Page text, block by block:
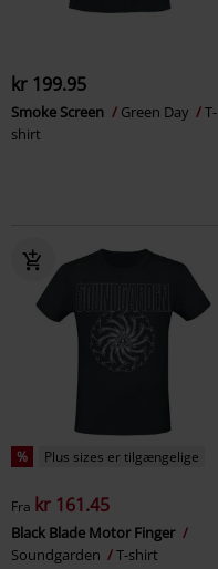
kr 199.95
Smoke Screen Green Day
T-
shirt
% Plus sizes er tilgængelige
Fra kr 161.45
Black Blade Motor Finger
Soundgarden
T-shirt